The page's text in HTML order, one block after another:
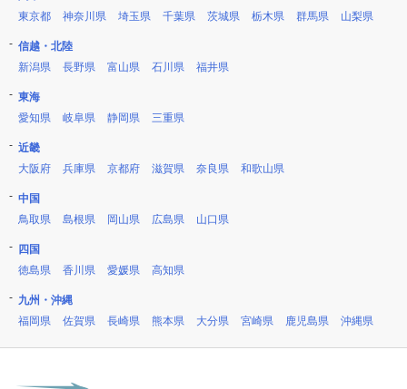
東京都
神奈川県 埼玉県 千葉県 茨城県 栃木県 群馬県 山梨県
信越・北陸
新潟県
長野県 富山県 石川県 福井県
東海
愛知県
岐阜県 静岡県 三重県
近畿
大阪府
兵庫県 京都府 滋賀県 奈良県 和歌山県
中国
鳥取県
島根県 岡山県 広島県 山口県
四国
徳島県
香川県 愛媛県 高知県
九州・沖縄
福岡県
佐賀県 長崎県 熊本県 大分県 宮崎県 鹿児島県 沖縄県